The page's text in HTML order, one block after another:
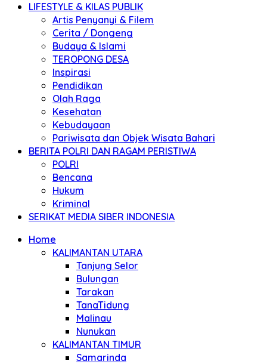
LIFESTYLE & KILAS PUBLIK
Artis Penyanyi & Filem
Cerita / Dongeng
Budaya & Islami
TEROPONG DESA
Inspirasi
Pendidikan
Olah Raga
Kesehatan
Kebudayaan
Pariwisata dan Objek Wisata Bahari
BERITA POLRI DAN RAGAM PERISTIWA
POLRI
Bencana
Hukum
Kriminal
SERIKAT MEDIA SIBER INDONESIA
Home
KALIMANTAN UTARA
Tanjung Selor
Bulungan
Tarakan
TanaTidung
Malinau
Nunukan
KALIMANTAN TIMUR
Samarinda